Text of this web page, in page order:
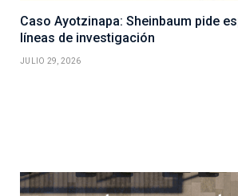
Caso Ayotzinapa: Sheinbaum pide
líneas de investigación
JULIO 29, 2026